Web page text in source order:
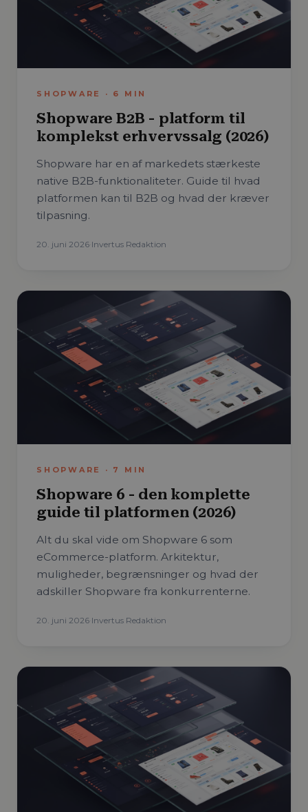
SHOPWARE · 6 MIN
Shopware B2B - platform til
komplekst erhvervssalg (2026)
Shopware har en af markedets stærkeste
native B2B-funktionaliteter. Guide til hvad
platformen kan til B2B og hvad der kræver
tilpasning.
20. juni 2026 Invertus Redaktion
SHOPWARE · 7 MIN
Shopware 6 - den komplette
guide til platformen (2026)
Alt du skal vide om Shopware 6 som
eCommerce-platform. Arkitektur,
muligheder, begrænsninger og hvad der
adskiller Shopware fra konkurrenterne.
20. juni 2026 Invertus Redaktion